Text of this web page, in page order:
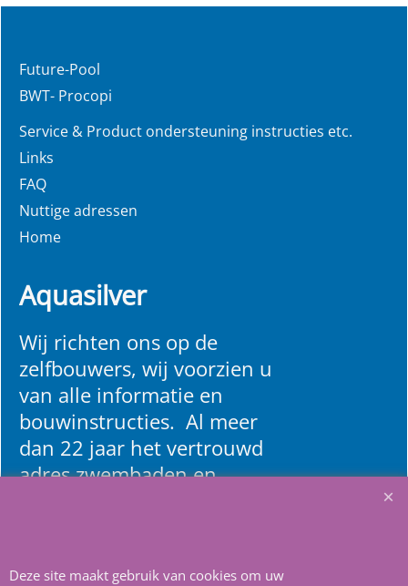
Future-Pool
BWT- Procopi
Service & Product ondersteuning instructies etc.
Links
FAQ
Nuttige adressen
Home
Aquasilver
Wij richten ons op de
zelfbouwers, wij voorzien u
van alle informatie en
bouwinstructies. Al meer
dan 22 jaar het vertrouwd
adres zwembaden en
Deze site maakt gebruik van cookies om uw